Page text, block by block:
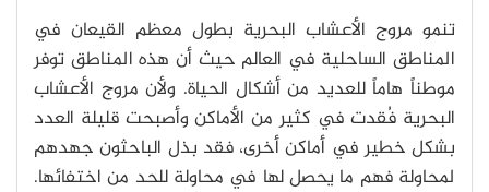
تنمو مروج الأعشاب البحرية بطول معظم القيعان في
المناطق الساحلية في العالم حيث أن هذه المناطق توفر
موطناً هاماً للعديد من أشكال الحياة. ولأن مروج الأعشاب
البحرية فُقدت في كثير من الأماكن وأصبحت قليلة العدد
بشكل خطير في أماكن أخرى، فقد بذل الباحثون جهدهم
لمحاولة فهم ما يحصل لها في محاولة للحد من اختفائها.